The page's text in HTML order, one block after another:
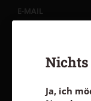
E-MAIL
Ja, ich